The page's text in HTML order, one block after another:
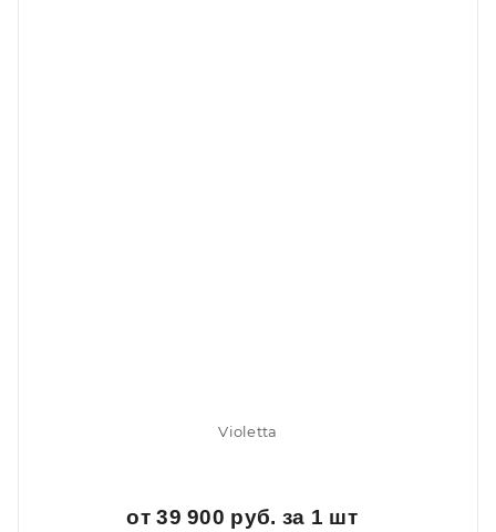
Violetta
от 39 900 руб. за 1 шт